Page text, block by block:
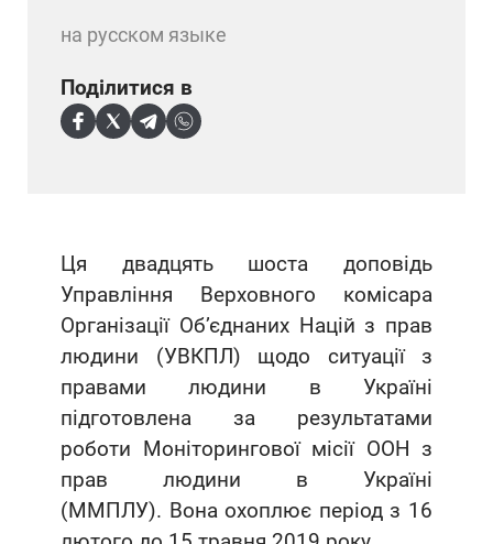
Ця двадцять шоста доповідь
Управління Верховного комісара
Організації Об’єднаних Націй з прав
людини (УВКПЛ) щодо ситуації з
правами людини в Україні
підготовлена за результатами
роботи Моніторингової місії ООН з
прав людини в Україні
(ММПЛУ). Вона охоплює період з 16
на русском языке
Поділитися в